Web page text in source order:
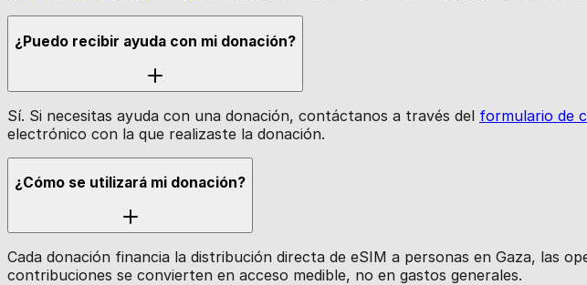
¿Puedo recibir ayuda con mi donación?
Sí. Si necesitas ayuda con una donación, contáctanos a través del formulario de
electrónico con la que realizaste la donación.
¿Cómo se utilizará mi donación?
Cada donación financia la distribución directa de eSIM a personas en Gaza, las
contribuciones se convierten en acceso medible, no en gastos generales.